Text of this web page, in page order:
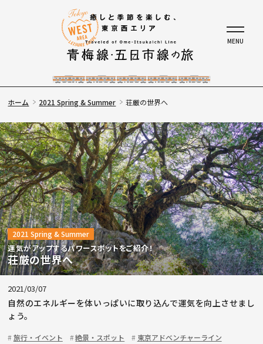
ホーム 2021 Spring & Summer 荘厳の世界へ
2021 Spring & Summer
運気がアップするパワースポットをご紹介！
荘厳の世界へ
2021/03/07
自然のエネルギーを体いっぱいに取り込んで運気を向上させまし
ょう。
旅行・イベント 絶景・スポット 東京アドベンチャーライン